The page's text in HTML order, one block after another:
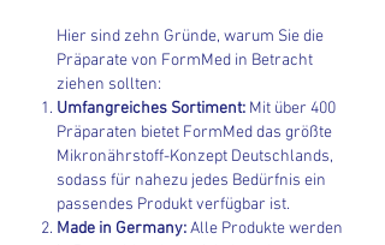
Hier sind zehn Gründe, warum Sie die
Präparate von FormMed in Betracht
ziehen sollten:
Umfangreiches Sortiment: Mit über 400
Präparaten bietet FormMed das größte
Mikronährstoff-Konzept Deutschlands,
sodass für nahezu jedes Bedürfnis ein
passendes Produkt verfügbar ist.
Made in Germany:Alle Produkte werden